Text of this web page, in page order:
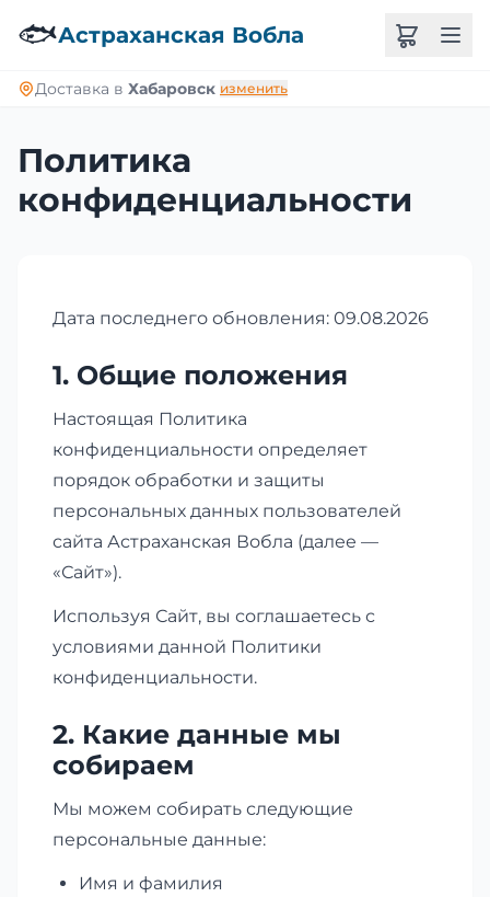
🐟Астраханская Вобла
Доставка в Хабаровск изменить
Политика
конфиденциальности
Дата последнего обновления: 09.08.2026
1. Общие положения
Настоящая Политика
конфиденциальности определяет
порядок обработки и защиты
персональных данных пользователей
сайта Астраханская Вобла (далее —
«Сайт»).
Используя Сайт, вы соглашаетесь с
условиями данной Политики
конфиденциальности.
2. Какие данные мы
собираем
Мы можем собирать следующие
персональные данные:
Имя и фамилия